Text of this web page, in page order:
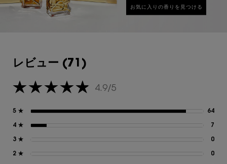
お気に入りの香りを見つける
レビュー (71)
5星中4.9。 4.9/5
5 ★ 64
4 ★ 7
3 ★ 0
2 ★ 0